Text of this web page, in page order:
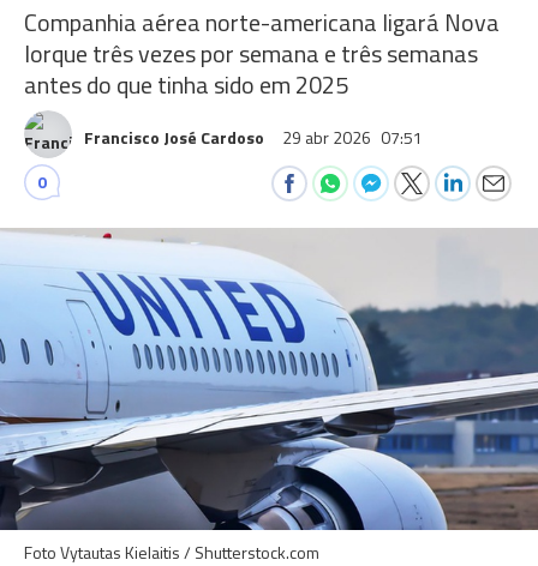
Companhia aérea norte-americana ligará Nova
Iorque três vezes por semana e três semanas
antes do que tinha sido em 2025
Francisco José Cardoso 29 abr 2026 07:51
0
Foto Vytautas Kielaitis / Shutterstock.com